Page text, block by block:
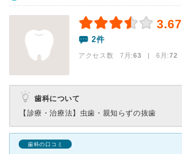
3.67
2件
アクセス数 7月:63 | 6月:72
歯科について
【診療・治療法】 虫歯・親知らずの抜歯
歯科の口コミ